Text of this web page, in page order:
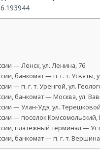
— Ленск, ул. Ленина, 76
банкомат — п. г. т. Усвяты,
— п. г. т. Уренгой, ул.
банкомат — Москва, ул.
— Улан-Удэ, ул.
— поселок Комсомольский,
платежный терминал —
банкомат — п. г. т. Вершина